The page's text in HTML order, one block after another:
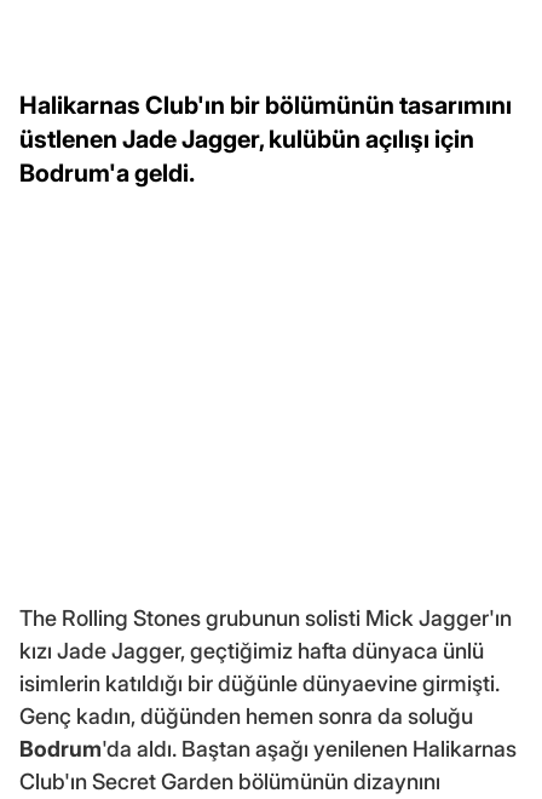
Halikarnas Club'ın bir bölümünün tasarımını
üstlenen Jade Jagger, kulübün açılışı için
Bodrum'a geldi.
The Rolling Stones grubunun solisti Mick Jagger'ın
kızı Jade Jagger, geçtiğimiz hafta dünyaca ünlü
isimlerin katıldığı bir düğünle dünyaevine girmişti.
Genç kadın, düğünden hemen sonra da soluğu
Bodrum'da aldı. Baştan aşağı yenilenen Halikarnas
Club'ın Secret Garden bölümünün dizaynını